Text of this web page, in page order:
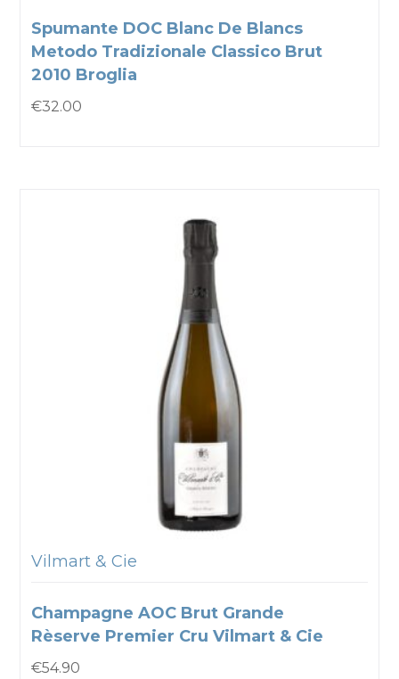
Spumante DOC Blanc De Blancs
Metodo Tradizionale Classico Brut
2010 Broglia
€32.00
Vilmart & Cie
Champagne AOC Brut Grande
Rèserve Premier Cru Vilmart & Cie
€54.90